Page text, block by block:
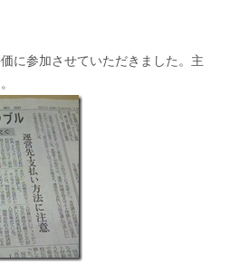
に参加させていただきました。主